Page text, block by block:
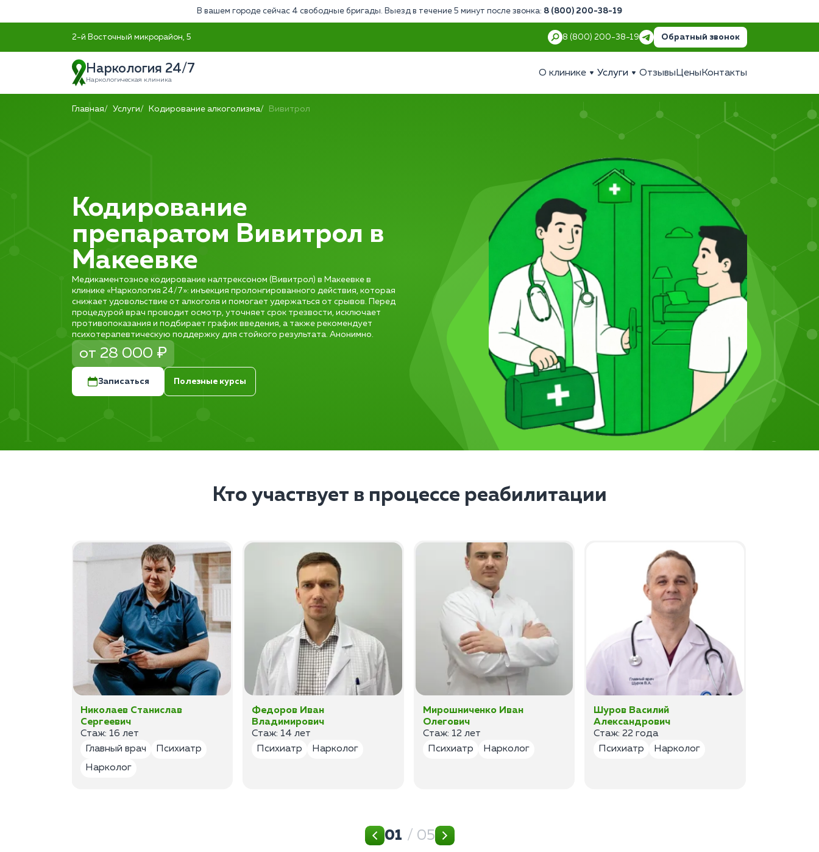
В вашем городе сейчас 4 свободные бригады. Выезд в течение 5 минут после звонка: 8 (800) 200-38-19
2-й Восточный микрорайон, 5 8 (800) 200-38-19 Обратный звонок
Наркология 24/7
Наркологическая клиника
О клинике Услуги Отзывы Цены Контакты
Главная Услуги Кодирование алкоголизма Вивитрол
Кодирование
препаратом Вивитрол в
Макеевке
Медикаментозное кодирование налтрексоном (Вивитрол) в Макеевке в
клинике «Наркология 24/7»: инъекция пролонгированного действия, которая
снижает удовольствие от алкоголя и помогает удержаться от срывов. Перед
процедурой врач проводит осмотр, уточняет срок трезвости, исключает
противопоказания и подбирает график введения, а также рекомендует
психотерапевтическую поддержку для стойкого результата. Анонимно.
от 28 000 ₽
Записаться Полезные курсы
Кто участвует в процессе реабилитации
Николаев Станислав
Сергеевич
Стаж: 16 лет
Главный врач
Психиатр
Нарколог
Федоров Иван
Владимирович
Стаж: 14 лет
Психиатр
Нарколог
Мирошниченко Иван
Олегович
Стаж: 12 лет
Психиатр
Нарколог
Шуров Василий
Александрович
Стаж: 22 года
Психиатр
Нарколог
01 / 05